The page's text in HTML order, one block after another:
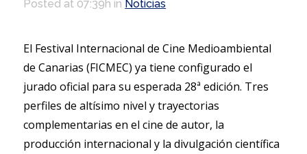
Posted at 07:39h in Noticias
El Festival Internacional de Cine Medioambiental
de Canarias (FICMEC) ya tiene configurado el
jurado oficial para su esperada 28ª edición. Tres
perfiles de altísimo nivel y trayectorias
complementarias en el cine de autor, la
producción internacional y la divulgación científica